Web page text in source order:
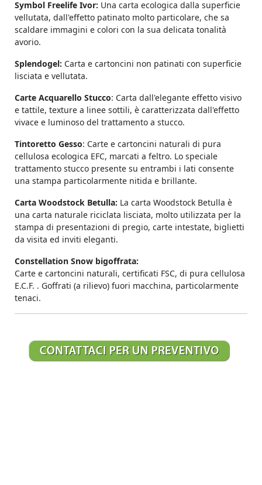
Symbol Freelife Ivor: Una carta ecologica dalla superficie
vellutata, dall'effetto patinato molto particolare, che sa
scaldare immagini e colori con la sua delicata tonalità
avorio.
Splendogel: Carta e cartoncini non patinati con superficie
lisciata e vellutata.
Carte Acquarello Stucco: Carta dall'elegante effetto visivo
e tattile, texture a linee sottili, è caratterizzata dall'effetto
vivace e luminoso del trattamento a stucco.
Tintoretto Gesso: Carte e cartoncini naturali di pura
cellulosa ecologica EFC, marcati a feltro. Lo speciale
trattamento stucco presente su entrambi i lati consente
una stampa particolarmente nitida e brillante.
Carta Woodstock Betulla: La carta Woodstock Betulla è
una carta naturale riciclata lisciata, molto utilizzata per la
stampa di presentazioni di pregio, carte intestate, biglietti
da visita ed inviti eleganti.
Constellation Snow bigoffrata:
Carte e cartoncini naturali, certificati FSC, di pura cellulosa
E.C.F. . Goffrati (a rilievo) fuori macchina, particolarmente
tenaci.